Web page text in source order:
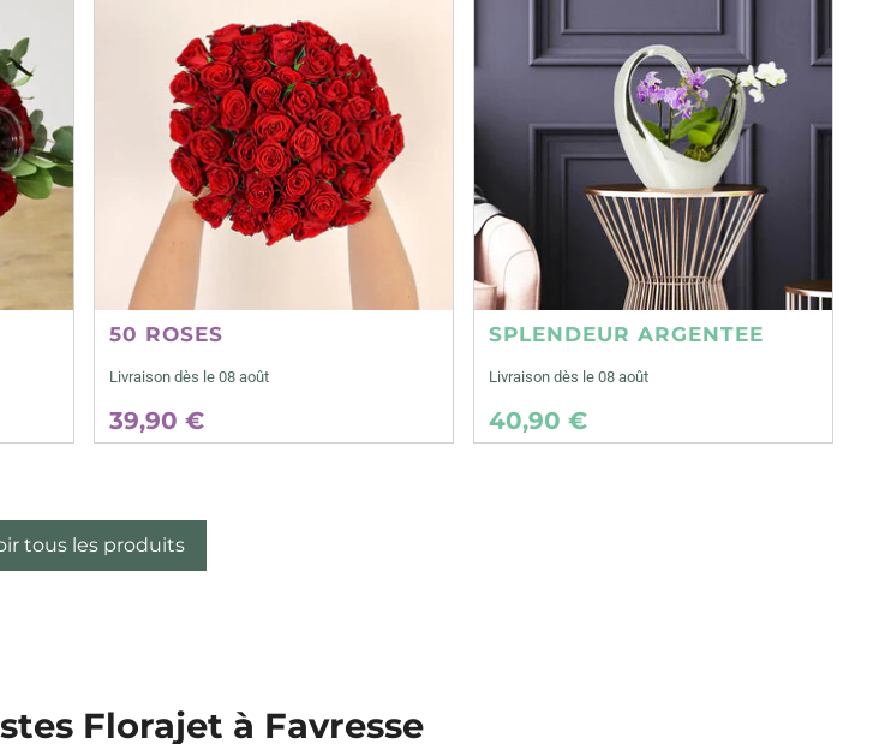
50 ROSES
Livraison dès le 08 août
39,90 €
SPLENDEUR ARGENTEE
Livraison dès le 08 août
40,90 €
tous les produits
Florajet à Favresse